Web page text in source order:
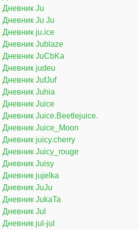
Дневник Ju
Дневник Ju Ju
Дневник ju.ice
Дневник Jublaze
Дневник JuCbKa
Дневник judeu
Дневник JufJuf
Дневник Juhia
Дневник Juice
Дневник Juice.Beetlejuice.
Дневник Juice_Moon
Дневник juicy.cherry
Дневник Juicy_rouge
Дневник Juisy
Дневник jujelka
Дневник JuJu
Дневник JukaTa
Дневник Jul
Дневник jul-jul